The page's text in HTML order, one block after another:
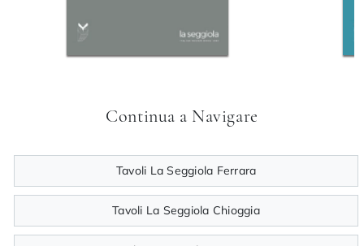
Continua a Navigare
Tavoli La Seggiola Ferrara
Tavoli La Seggiola Chioggia